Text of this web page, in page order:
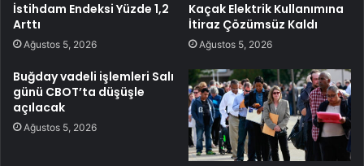
İstihdam Endeksi Yüzde 1,2
Arttı
Ağustos 5, 2026
Kaçak Elektrik Kullanımına
İtiraz Çözümsüz Kaldı
Ağustos 5, 2026
Buğday vadeli işlemleri Salı
günü CBOT’ta düşüşle
açılacak
Ağustos 5, 2026